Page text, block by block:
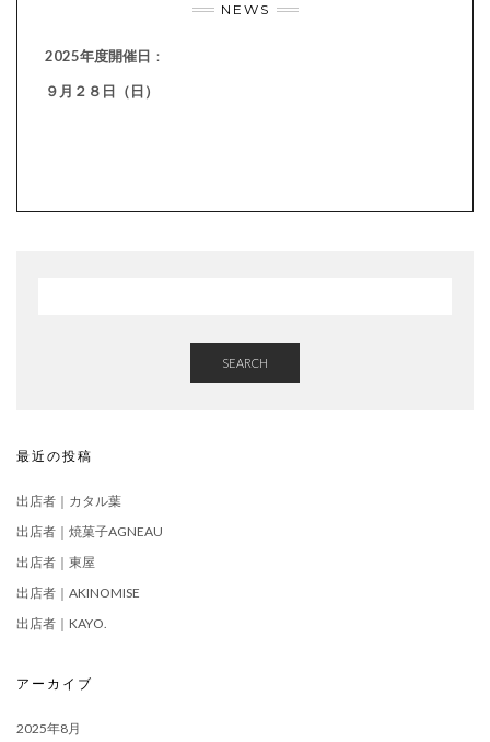
NEWS
2025年度開催日 ：
９月２８日（日）
SEARCH
最近の投稿
出店者｜カタル葉
出店者｜焼菓子AGNEAU
出店者｜東屋
出店者｜AKINOMISE
出店者｜KAYO.
アーカイブ
2025年8月